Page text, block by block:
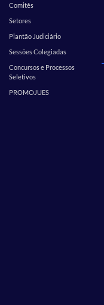
Comitês
Setores
Plantão Judiciário
Sessões Colegiadas
Concursos e Processos
Seletivos
PROMOJUES